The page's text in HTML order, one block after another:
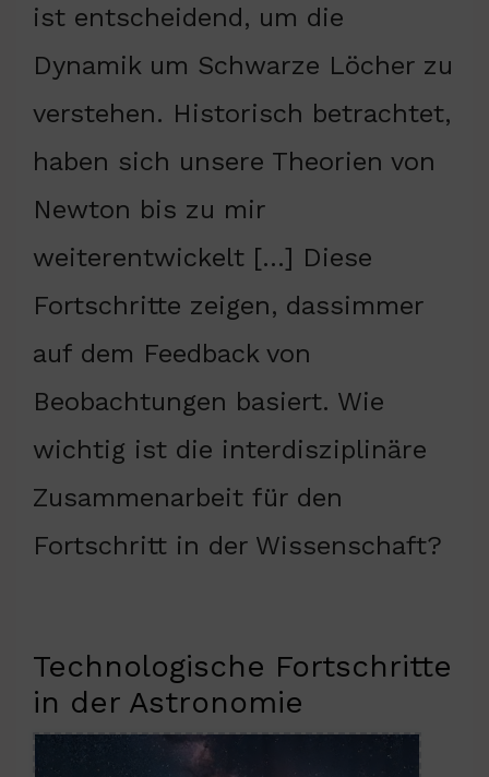
ist entscheidend, um die
Dynamik um Schwarze Löcher zu
verstehen. Historisch betrachtet,
haben sich unsere Theorien von
Newton bis zu mir
weiterentwickelt […] Diese
Fortschritte zeigen, dassimmer
auf dem Feedback von
Beobachtungen basiert. Wie
wichtig ist die interdisziplinäre
Zusammenarbeit für den
Fortschritt in der Wissenschaft?
Technologische Fortschritte
in der Astronomie